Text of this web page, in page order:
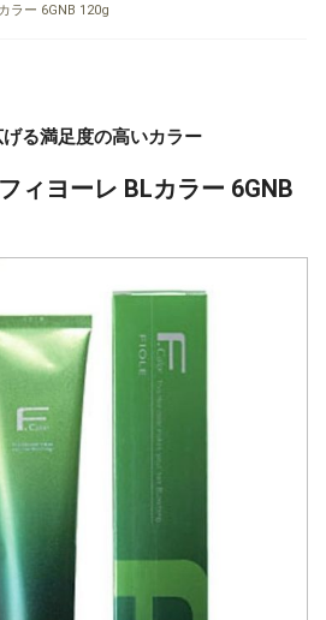
ラー 6GNB 120g
る満足度の高いカラー
ィヨーレ BLカラー 6GNB